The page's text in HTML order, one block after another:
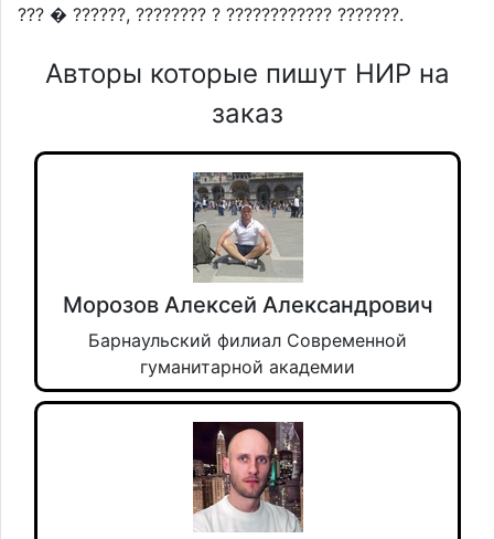
??? � ??????, ???????? ? ???????????? ???????.
Авторы которые пишут НИР на
заказ
Морозов Алексей Александрович
Барнаульский филиал Современной
гуманитарной академии